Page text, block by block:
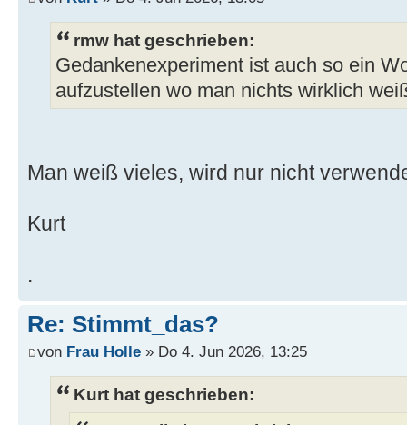
rmw hat geschrieben:
Gedankenexperiment ist auch so ein
aufzustellen wo man nichts wirklich
Man weiß vieles, wird nur nicht
Kurt
.
Re: Stimmt_das?
von Frau Holle » Do 4. Jun 2026, 13:25
Kurt hat geschrieben: